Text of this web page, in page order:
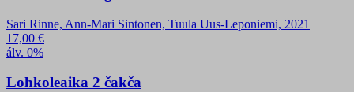
Sari Rinne, Ann-Mari Sintonen, Tuula Uus-Leponiemi, 2021
17,00 €
álv. 0%
Lohkoleaika 2 čakča